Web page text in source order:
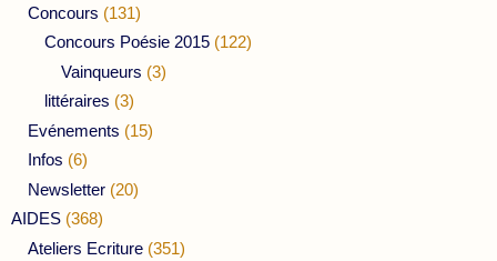
Concours (131)
Concours Poésie 2015 (122)
Vainqueurs (3)
littéraires (3)
Evénements (15)
Infos (6)
Newsletter (20)
AIDES (368)
Ateliers Ecriture (351)